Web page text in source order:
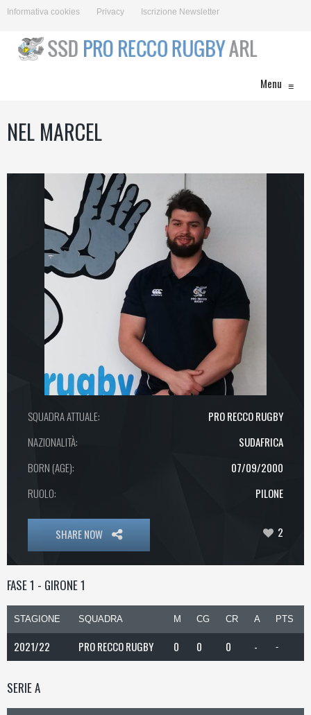
Informativa cookies Privacy Iscrizione Newsletter
Menu ≡
NEL MARCEL
SQUADRA ATTUALE:
PRO RECCO RUGBY
NAZIONALITÀ:
SUDAFRICA
BORN (AGE):
07/09/2000
RUOLO:
PILONE
SHARE NOW 2
FASE 1 - GIRONE 1
STAGIONE SQUADRA M CG CR A PTS
2021/22 PRO RECCO RUGBY 0 0 0 - -
SERIE A